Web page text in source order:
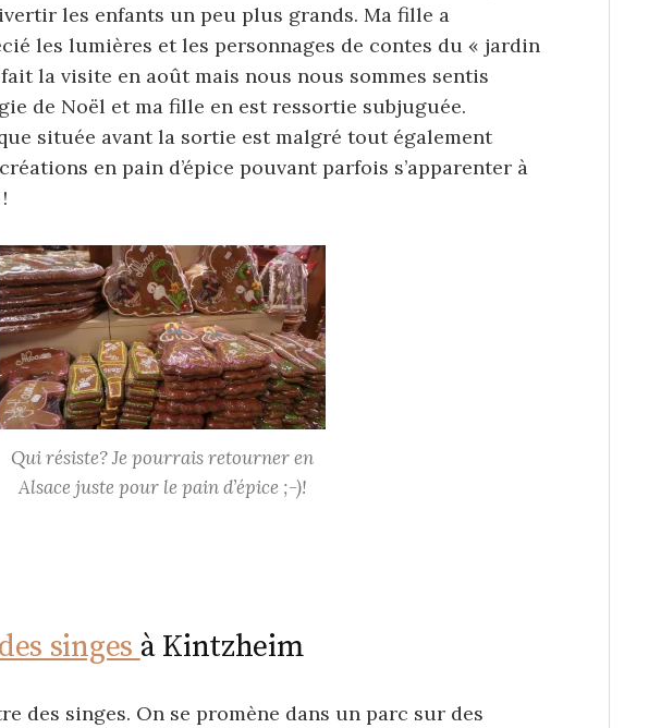
les enfants un peu plus grands. Ma fille a
les lumières et les personnages de contes du « jardin
la visite en août mais nous nous sommes sentis
de Noël et ma fille en est ressortie subjuguée.
située avant la sortie est malgré tout également
en pain d’épice pouvant parfois s’apparenter à
Qui résiste? Je pourrais retourner en
Alsace juste pour le pain d’épice ;-)!
singes à Kintzheim
des singes. On se promène dans un parc sur des